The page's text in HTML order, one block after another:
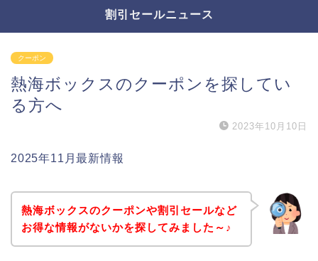
割引セールニュース
クーポン
熱海ボックスのクーポンを探してい
る方へ
2023年10月10日
2025年11月最新情報
熱海ボックスのクーポンや割引セールなど
お得な情報がないかを探してみました～♪